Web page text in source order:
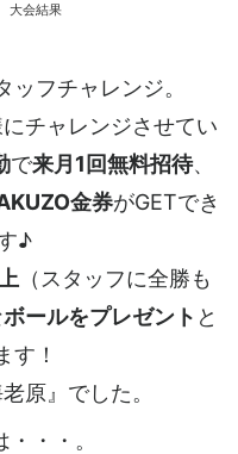
大会結果
フチャレンジ。
チャレンジさせてい
で来月1回無料招待、
金券がGETでき
♪
（スタッフに全勝も
ボールをプレゼント と
す！
老原』でした。
・・。